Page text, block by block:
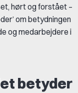
hørt og forstået –
om betydningen
og medarbejdere i
betyder